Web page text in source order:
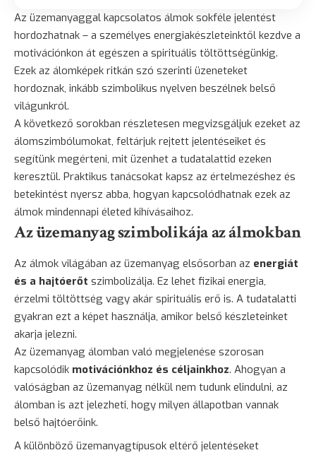
Az üzemanyaggal kapcsolatos álmok sokféle jelentést
hordozhatnak – a személyes energiakészleteinktől kezdve a
motivációnkon át egészen a spirituális töltöttségünkig.
Ezek az álomképek ritkán szó szerinti üzeneteket
hordoznak, inkább szimbolikus nyelven beszélnek belső
világunkról.
A következő sorokban részletesen megvizsgáljuk ezeket az
álomszimbólumokat, feltárjuk rejtett jelentéseiket és
segítünk megérteni, mit üzenhet a tudatalattid ezeken
keresztül. Praktikus tanácsokat kapsz az értelmezéshez és
betekintést nyersz abba, hogyan kapcsolódhatnak ezek az
álmok mindennapi életed kihívásaihoz.
Az üzemanyag szimbolikája az álmokban
Az álmok világában az üzemanyag elsősorban az energiát
és a hajtóerőt szimbolizálja. Ez lehet fizikai energia,
érzelmi töltöttség vagy akár spirituális erő is. A tudatalatti
gyakran ezt a képet használja, amikor belső készleteinket
akarja jelezni.
Az üzemanyag álomban való megjelenése szorosan
kapcsolódik motivációnkhoz és céljainkhoz. Ahogyan a
valóságban az üzemanyag nélkül nem tudunk elindulni, az
álomban is azt jelezheti, hogy milyen állapotban vannak
belső hajtóerőink.
A különböző üzemanyagtípusok eltérő jelentéseket